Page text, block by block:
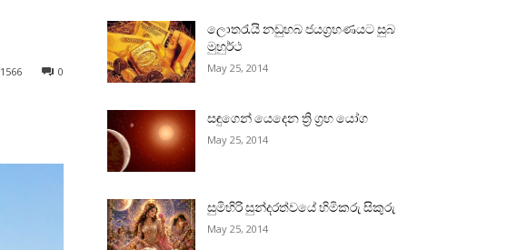
0
1566
ලොතරැයි නඩුහබ ජයග්‍රහණයට සුබ
මුහුර්ථ
May 25, 2014
සඳුගෙන් යෙදෙන ත්‍රි ග්‍රහ යෝග
May 25, 2014
සුමිහිරි සුන්දරත්වයේ හිමිකරු සිකුරු
May 25, 2014